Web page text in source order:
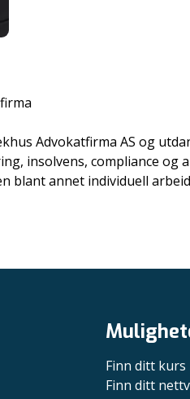
Advokatfirma AS og
insolvens, compliance
blant annet individuell
Finn ditt kurs
Finn ditt